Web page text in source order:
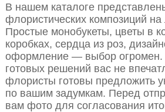
В нашем каталоге
флористических композиций
Простые монобукеты, цветы в
коробках, сердца из роз,
оформление — выбор огромен.
готовых решений вас не
флористы готовы предложить
по вашим задумкам. Перед
вам фото для согласования